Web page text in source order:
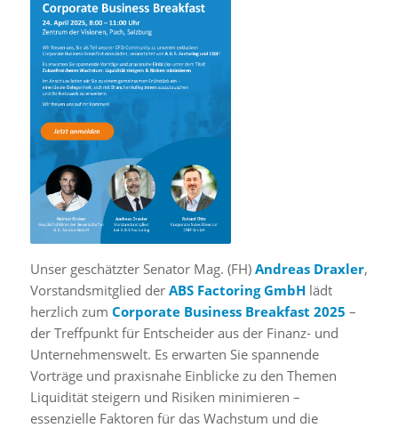
Unser geschätzter Senator Mag. (FH) Andreas Draxler,
Vorstandsmitglied der ABS Factoring GmbH lädt
herzlich zum Corporate Business Breakfast 2025 –
der Treffpunkt für Entscheider aus der Finanz- und
Unternehmenswelt. Es erwarten Sie spannende
Vorträge und praxisnahe Einblicke zu den Themen
Liquidität steigern und Risiken minimieren –
essenzielle Faktoren für das Wachstum und die